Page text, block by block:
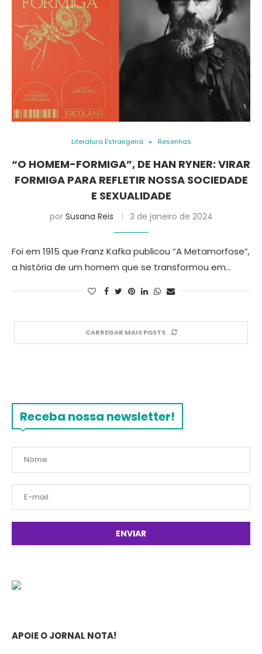
Literatura Estrangeira Resenhas
“O HOMEM-FORMIGA”, DE HAN RYNER: VIRAR
FORMIGA PARA REFLETIR NOSSA SOCIEDADE
E SEXUALIDADE
por Susana Reis 3 de janeiro de 2024
Foi em 1915 que Franz Kafka publicou “A Metamorfose”,
a história de um homem que se transformou em…
CARREGAR MAIS POSTS
Receba nossa newsletter!
APOIE O JORNAL NOTA!